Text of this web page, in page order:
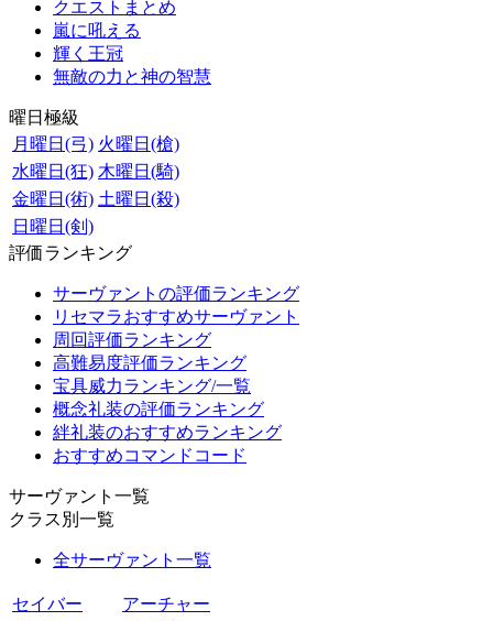
クエストまとめ
嵐に吼える
輝く王冠
無敵の力と神の智慧
曜日極級
月曜日(弓) 火曜日(槍)
水曜日(狂) 木曜日(騎)
金曜日(術) 土曜日(殺)
日曜日(剣)
評価ランキング
サーヴァントの評価ランキング
リセマラおすすめサーヴァント
周回評価ランキング
高難易度評価ランキング
宝具威力ランキング/一覧
概念礼装の評価ランキング
絆礼装のおすすめランキング
おすすめコマンドコード
サーヴァント一覧
クラス別一覧
全サーヴァント一覧
セイバー
アーチャー